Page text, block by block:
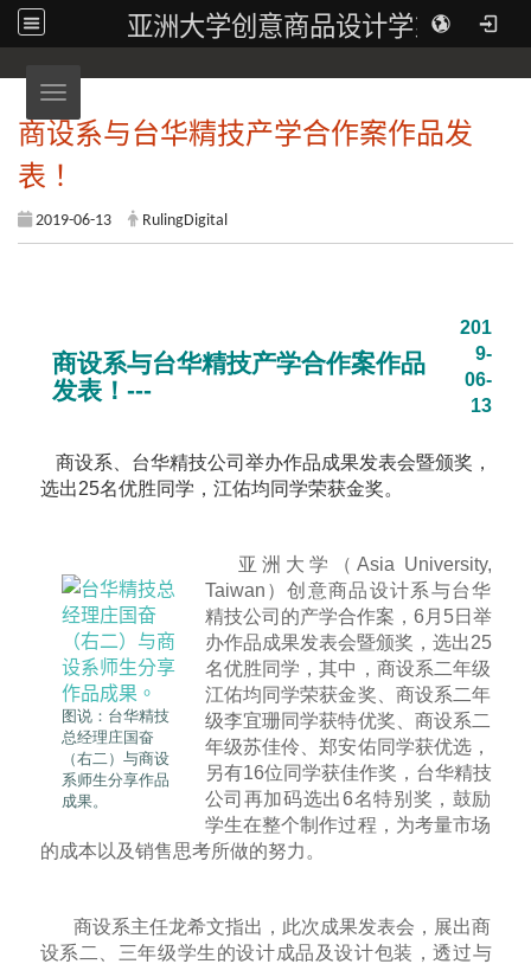
亚洲大学创意商品设计学系
Toggle navigation
商设系与台华精技产学合作案作品发
表！
2019-06-13 RulingDigital
商设系与台华精技产学合作案作品
发表！---
201
9-
06-
13
商设系、台华精技公司举办作品成果发表会暨颁奖，
选出25名优胜同学，江佑均同学荣获金奖。
图说：台华精技
总经理庄国奋
（右二）与商设
系师生分享作品
成果。
亚洲大学（Asia University,
Taiwan）创意商品设计系与台华
精技公司的产学合作案，6月5日举
办作品成果发表会暨颁奖，选出25
名优胜同学，其中，商设系二年级
江佑均同学荣获金奖、商设系二年
级李宜珊同学获特优奖、商设系二
年级苏佳伶、郑安佑同学获优选，
另有16位同学获佳作奖，台华精技
公司再加码选出6名特别奖，鼓励
学生在整个制作过程，为考量市场
的成本以及销售思考所做的努力。
商设系主任龙希文指出，此次成果发表会，展出商
设系二、三年级学生的设计成品及设计包装，透过与